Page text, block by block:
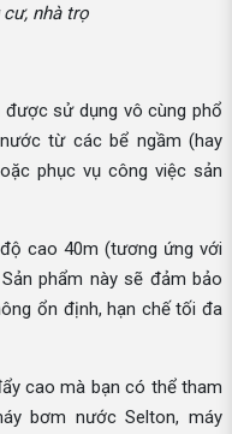
nhà trọ
sử dụng vô cùng phổ
từ các bể ngầm (hay
phục vụ công việc sản
cao 40m (tương ứng với
phẩm này sẽ đảm bảo
ổn định, hạn chế tối đa
cao mà bạn có thể tham
bơm nước Selton, máy